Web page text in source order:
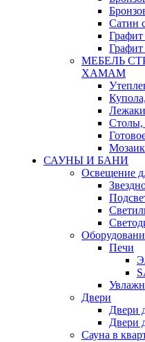
Сатин
Графит
Графит
МЕБЕЛЬ
ХАМАМ
Столы,
САУНЫ И БАНИ
Освещение
Печи
Двери
Двери
Двери
Сауна в